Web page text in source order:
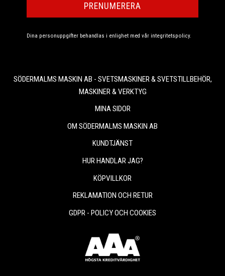
PRENUMERERA
Dina personuppgifter behandlas i enlighet med vår integritetspolicy.
SÖDERMALMS MASKIN AB - SVETSMASKINER & SVETSTILLBEHÖR,
MASKINER & VERKTYG
MINA SIDOR
OM SÖDERMALMS MASKIN AB
KUNDTJÄNST
HUR HANDLAR JAG?
KÖPVILLKOR
REKLAMATION OCH RETUR
GDPR - POLICY OCH COOKIES